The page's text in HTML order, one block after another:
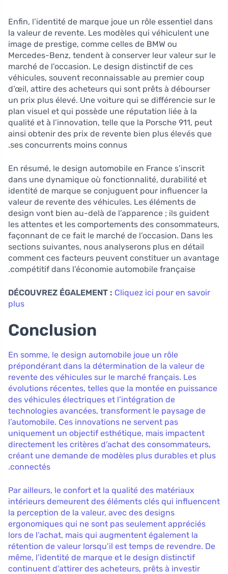
Enfin, l’identité de marque joue un rôle essentiel dans
la valeur de revente. Les modèles qui véhiculent une
image de prestige, comme celles de BMW ou
Mercedes-Benz, tendent à conserver leur valeur sur le
marché de l’occasion. Le design distinctif de ces
véhicules, souvent reconnaissable au premier coup
d’œil, attire des acheteurs qui sont prêts à débourser
un prix plus élevé. Une voiture qui se différencie sur le
plan visuel et qui possède une réputation liée à la
qualité et à l’innovation, telle que la Porsche 911, peut
ainsi obtenir des prix de revente bien plus élevés que
ses concurrents moins connus.
En résumé, le design automobile en France s’inscrit
dans une dynamique où fonctionnalité, durabilité et
identité de marque se conjuguent pour influencer la
valeur de revente des véhicules. Les éléments de
design vont bien au-delà de l’apparence ; ils guident
les attentes et les comportements des consommateurs,
façonnant de ce fait le marché de l’occasion. Dans les
sections suivantes, nous analyserons plus en détail
comment ces facteurs peuvent constituer un avantage
compétitif dans l’économie automobile française.
DÉCOUVREZ ÉGALEMENT : Cliquez ici pour en savoir
plus
Conclusion
En somme, le design automobile joue un rôle
prépondérant dans la détermination de la valeur de
revente des véhicules sur le marché français. Les
évolutions récentes, telles que la montée en puissance
des véhicules électriques et l’intégration de
technologies avancées, transforment le paysage de
l’automobile. Ces innovations ne servent pas
uniquement un objectif esthétique, mais impactent
directement les critères d’achat des consommateurs,
créant une demande de modèles plus durables et plus
connectés.
Par ailleurs, le confort et la qualité des matériaux
intérieurs demeurent des éléments clés qui influencent
la perception de la valeur, avec des designs
ergonomiques qui ne sont pas seulement appréciés
lors de l’achat, mais qui augmentent également la
rétention de valeur lorsqu’il est temps de revendre. De
même, l’identité de marque et le design distinctif
continuent d’attirer des acheteurs, prêts à investir